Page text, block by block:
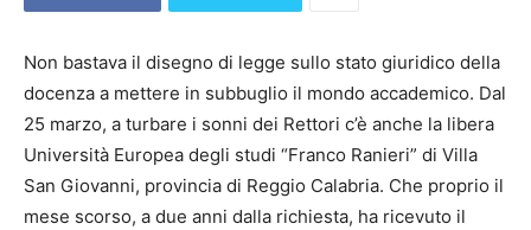
Non bastava il disegno di legge sullo stato giuridico della
docenza a mettere in subbuglio il mondo accademico. Dal
25 marzo, a turbare i sonni dei Rettori c’è anche la libera
Università Europea degli studi “Franco Ranieri” di Villa
San Giovanni, provincia di Reggio Calabria. Che proprio il
mese scorso, a due anni dalla richiesta, ha ricevuto il